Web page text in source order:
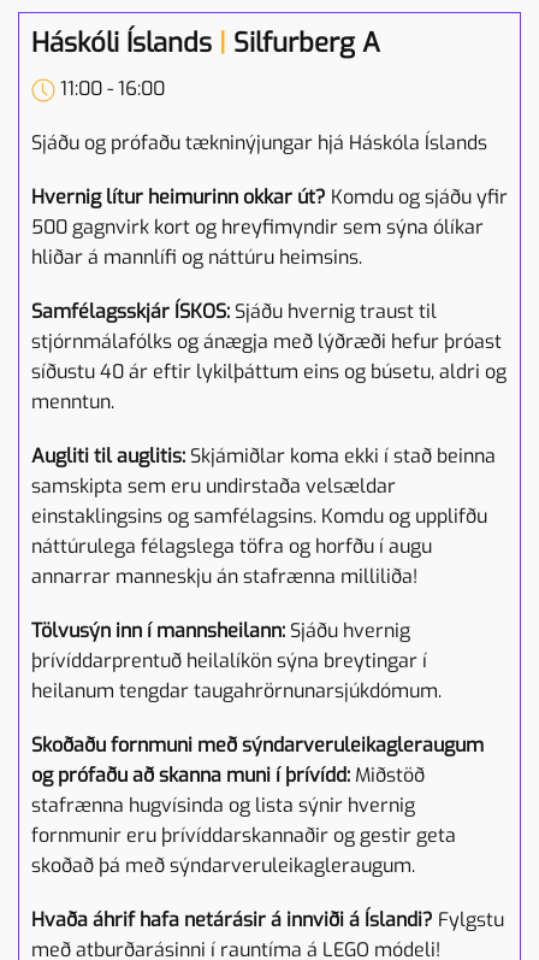
Háskóli Íslands | Silfurberg A
11:00 - 16:00
Sjáðu og prófaðu tækninýjungar hjá Háskóla Íslands
Hvernig lítur heimurinn okkar út? Komdu og sjáðu yfir
500 gagnvirk kort og hreyfimyndir sem sýna ólíkar
hliðar á mannlífi og náttúru heimsins.
Samfélagsskjár ÍSKOS: Sjáðu hvernig traust til
stjórnmálafólks og ánægja með lýðræði hefur þróast
síðustu 40 ár eftir lykilþáttum eins og búsetu, aldri og
menntun.
Augliti til auglitis: Skjámiðlar koma ekki í stað beinna
samskipta sem eru undirstaða velsældar
einstaklingsins og samfélagsins. Komdu og upplifðu
náttúrulega félagslega töfra og horfðu í augu
annarrar manneskju án stafrænna milliliða!
Tölvusýn inn í mannsheilann: Sjáðu hvernig
þrívíddarprentuð heilalíkön sýna breytingar í
heilanum tengdar taugahrörnunarsjúkdómum.
Skoðaðu fornmuni með sýndarveruleikagleraugum
og prófaðu að skanna muni í þrívídd: Miðstöð
stafrænna hugvísinda og lista sýnir hvernig
fornmunir eru þrívíddarskannaðir og gestir geta
skoðað þá með sýndarveruleikagleraugum.
Hvaða áhrif hafa netárásir á innviði á Íslandi? Fylgstu
með atburðarásinni í rauntíma á LEGO módeli!